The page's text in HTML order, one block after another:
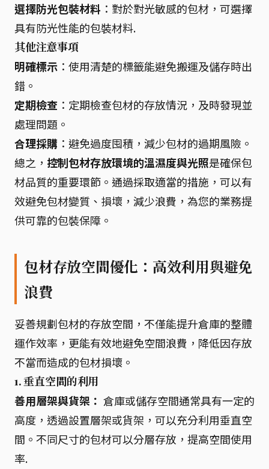
選擇防光包裝材料 ：對於對光敏感的包材，可選擇
具有防光性能的包裝材料.
其他注意事項
明確標示 ：使用清楚的標籤能避免搬運及儲存時出
錯。
定期檢查 ：定期檢查包材的存放情況，及時發現並
處理問題。
合理採購 ：避免過度囤積，減少包材的過期風險。
總之， 控制包材存放環境的溫濕度與光照是確保包
材品質的重要環節。通過採取適當的措施，可以有
效避免包材變質、損壞，減少浪費，為您的業務提
供可靠的包裝保障。
包材存放空間優化：高效利用與避免
浪費
妥善規劃包材的存放空間，不僅能提升倉庫的整體
運作效率，更能有效地避免空間浪費，降低因存放
不當而造成的包材損壞。
1. 垂直空間的利用
善用層架與貨架： 倉庫或儲存空間通常具有一定的
高度，透過設置層架或貨架，可以充分利用垂直空
間。不同尺寸的包材可以分層存放，提高空間使用
率.